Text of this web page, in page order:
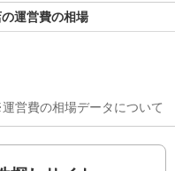
運営費の相場
営費の相場データについて